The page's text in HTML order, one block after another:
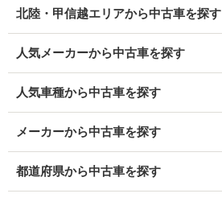
北陸・甲信越エリアから中古車を探す
人気メーカーから中古車を探す
人気車種から中古車を探す
メーカーから中古車を探す
都道府県から中古車を探す